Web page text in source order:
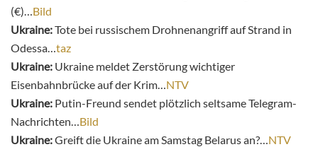
(€)… Bild
Ukraine:Tote bei russischem Drohnenangriff auf Strand in
Odessa… taz
Ukraine: Ukraine meldet Zerstörung wichtiger
Eisenbahnbrücke auf der Krim… NTV
Ukraine: Putin-Freund sendet plötzlich seltsame Telegram-
Nachrichten… Bild
Ukraine:Greift die Ukraine am Samstag Belarus an?… NTV